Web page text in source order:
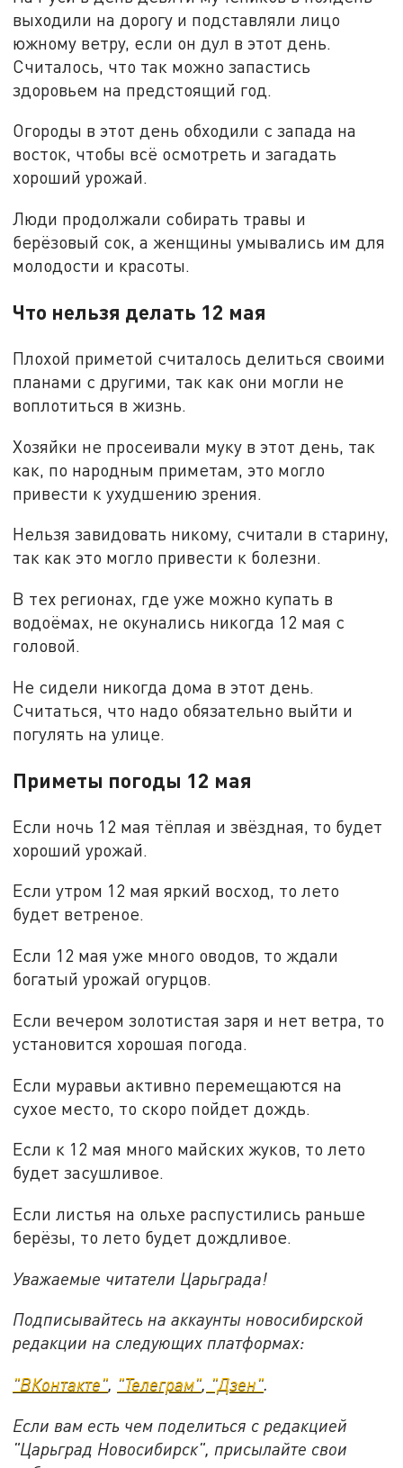
выходили на дорогу и подставляли лицо
южному ветру, если он дул в этот день.
Считалось, что так можно запастись
здоровьем на предстоящий год.
Огороды в этот день обходили с запада на
восток, чтобы всё осмотреть и загадать
хороший урожай.
Люди продолжали собирать травы и
берёзовый сок, а женщины умывались им для
молодости и красоты.
Что нельзя делать 12 мая
Плохой приметой считалось делиться своими
планами с другими, так как они могли не
воплотиться в жизнь.
Хозяйки не просеивали муку в этот день, так
как, по народным приметам, это могло
привести к ухудшению зрения.
Нельзя завидовать никому, считали в старину,
так как это могло привести к болезни.
В тех регионах, где уже можно купать в
водоёмах, не окунались никогда 12 мая с
головой.
Не сидели никогда дома в этот день.
Считаться, что надо обязательно выйти и
погулять на улице.
Приметы погоды 12 мая
Если ночь 12 мая тёплая и звёздная, то будет
хороший урожай.
Если утром 12 мая яркий восход, то лето
будет ветреное.
Если 12 мая уже много оводов, то ждали
богатый урожай огурцов.
Если вечером золотистая заря и нет ветра, то
установится хорошая погода.
Если муравьи активно перемещаются на
сухое место, то скоро пойдет дождь.
Если к 12 мая много майских жуков, то лето
будет засушливое.
Если листья на ольхе распустились раньше
берёзы, то лето будет дождливое.
Уважаемые читатели Царьграда!
Подписывайтесь на аккаунты новосибирской
редакции на следующих платформах:
"ВКонтакте", "Телеграм", "Дзен".
Если вам есть чем поделиться с редакцией
"Царьград Новосибирск", присылайте свои